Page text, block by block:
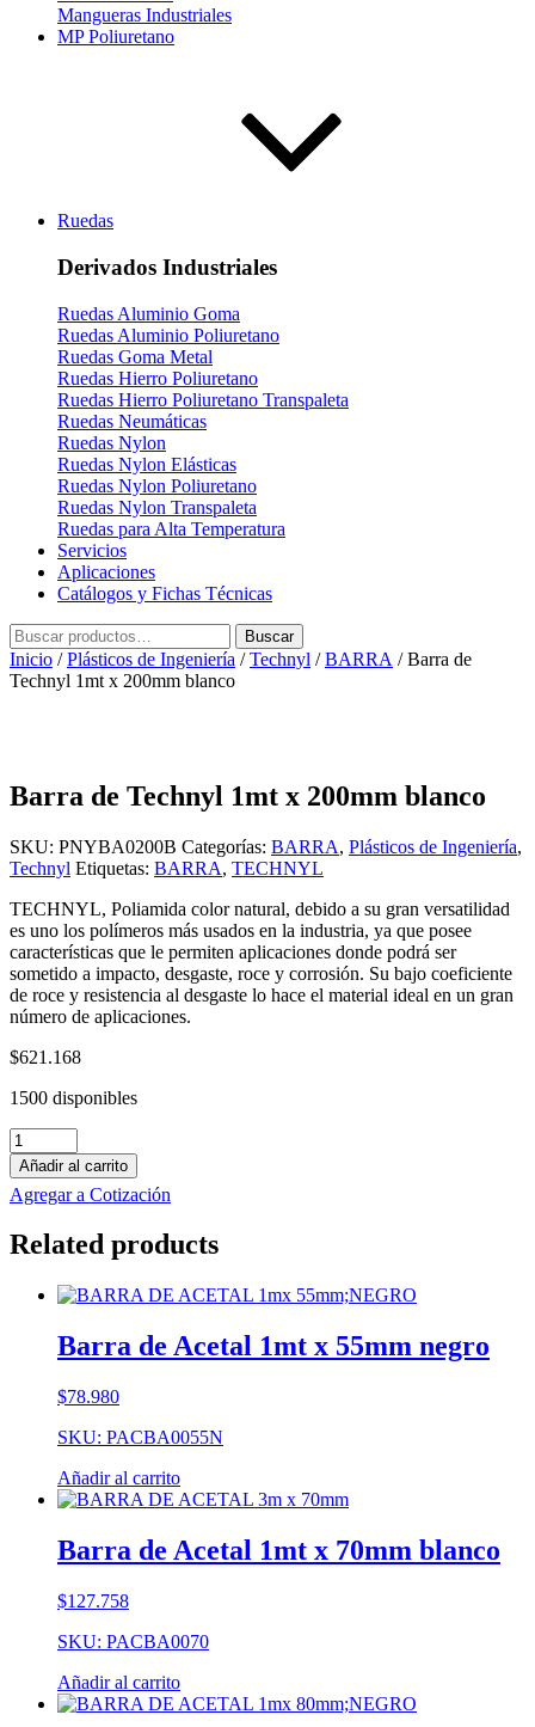
Mangueras Industriales
MP Poliuretano
Ruedas
Derivados Industriales
Ruedas Aluminio Goma
Ruedas Aluminio Poliuretano
Ruedas Goma Metal
Ruedas Hierro Poliuretano
Ruedas Hierro Poliuretano Transpaleta
Ruedas Neumáticas
Ruedas Nylon
Ruedas Nylon Elásticas
Ruedas Nylon Poliuretano
Ruedas Nylon Transpaleta
Ruedas para Alta Temperatura
Servicios
Aplicaciones
Catálogos y Fichas Técnicas
Buscar
por:
Buscar
Inicio /Plásticos de Ingeniería /Technyl /BARRA / Barra de
Technyl 1mt x 200mm blanco
Barra de Technyl 1mt x 200mm blanco
SKU: PNYBA0200B Categorías: BARRA, Plásticos de Ingeniería,
Technyl Etiquetas: BARRA, TECHNYL
TECHNYL, Poliamida color natural, debido a su gran versatilidad
es uno los polímeros más usados en la industria, ya que posee
características que le permiten aplicaciones donde podrá ser
sometido a impacto, desgaste, roce y corrosión. Su bajo coeficiente
de roce y resistencia al desgaste lo hace el material ideal en un gran
número de aplicaciones.
$621.168
1500 disponibles
Barra
de
Technyl
1mt
200mm
cantidad
Añadir al carrito
Agregar a Cotización
Related products
Barra de Acetal 1mt x 55mm negro
$78.980
SKU: PACBA0055N
Añadir al carrito
Barra de Acetal 1mt x 70mm blanco
$127.758
SKU: PACBA0070
Añadir al carrito